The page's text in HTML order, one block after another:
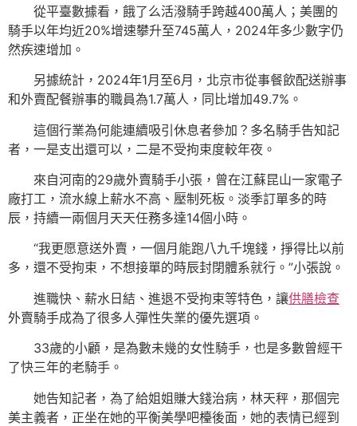
從平臺數據看，餓了么活潑騎手跨越400萬人；美團的
騎手以年均近20%增速攀升至745萬人，2024年多少數字仍
然疾速增加。
另據統計，2024年1月至6月，北京市從事餐飲配送辦事
和外賣配餐辦事的職員為1.7萬人，同比增加49.7%。
這個行業為何能連續吸引休息者參加？多名騎手告知記
者，一是支出還可以，二是不受拘束度較年夜。
來自河南的29歲外賣騎手小張，曾在江蘇昆山一家電子
廠打工，流水線上薪水不高、壓制死板。淡季訂單多的時
辰，持續一兩個月天天任務多達14個小時。
“我更愿意送外賣，一個月能跑八九千塊錢，掙得比以前
多，還不受拘束，不想接單的時辰封閉體系就行。”小張說。
進職快、薪水日結、進退不受拘束等特色，讓供膳檢查
外賣騎手成為了很多人彈性失業的優先選項。
33歲的小顧，是為數未幾的女性騎手，也是多數曾經干
了快三年的老騎手。
她告知記者，為了給姐姐賺大錢治病，林天秤，那個完
美主義者，正坐在她的平衡美學吧檯後面，她的表情已經到